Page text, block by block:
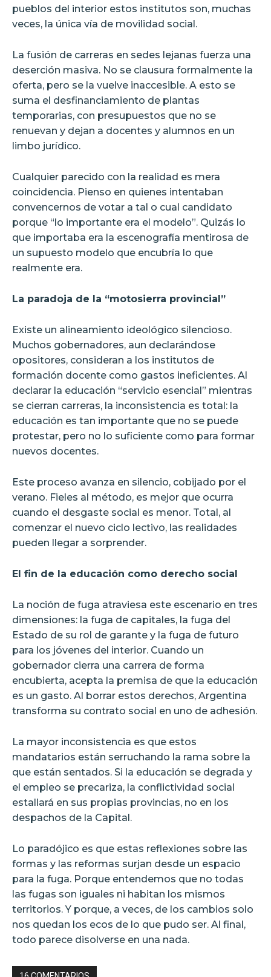
pueblos del interior estos institutos son, muchas
veces, la única vía de movilidad social.
La fusión de carreras en sedes lejanas fuerza una
deserción masiva. No se clausura formalmente la
oferta, pero se la vuelve inaccesible. A esto se
suma el desfinanciamiento de plantas
temporarias, con presupuestos que no se
renuevan y dejan a docentes y alumnos en un
limbo jurídico.
Cualquier parecido con la realidad es mera
coincidencia. Pienso en quienes intentaban
convencernos de votar a tal o cual candidato
porque “lo importante era el modelo”. Quizás lo
que importaba era la escenografía mentirosa de
un supuesto modelo que encubría lo que
realmente era.
La paradoja de la “motosierra provincial”
Existe un alineamiento ideológico silencioso.
Muchos gobernadores, aun declarándose
opositores, consideran a los institutos de
formación docente como gastos ineficientes. Al
declarar la educación “servicio esencial” mientras
se cierran carreras, la inconsistencia es total: la
educación es tan importante que no se puede
protestar, pero no lo suficiente como para formar
nuevos docentes.
Este proceso avanza en silencio, cobijado por el
verano. Fieles al método, es mejor que ocurra
cuando el desgaste social es menor. Total, al
comenzar el nuevo ciclo lectivo, las realidades
pueden llegar a sorprender.
El fin de la educación como derecho social
La noción de fuga atraviesa este escenario en tres
dimensiones: la fuga de capitales, la fuga del
Estado de su rol de garante y la fuga de futuro
para los jóvenes del interior. Cuando un
gobernador cierra una carrera de forma
encubierta, acepta la premisa de que la educación
es un gasto. Al borrar estos derechos, Argentina
transforma su contrato social en uno de adhesión.
La mayor inconsistencia es que estos
mandatarios están serruchando la rama sobre la
que están sentados. Si la educación se degrada y
el empleo se precariza, la conflictividad social
estallará en sus propias provincias, no en los
despachos de la Capital.
Lo paradójico es que estas reflexiones sobre las
formas y las reformas surjan desde un espacio
para la fuga. Porque entendemos que no todas
las fugas son iguales ni habitan los mismos
territorios. Y porque, a veces, de los cambios solo
nos quedan los ecos de lo que pudo ser. Al final,
todo parece disolverse en una nada.